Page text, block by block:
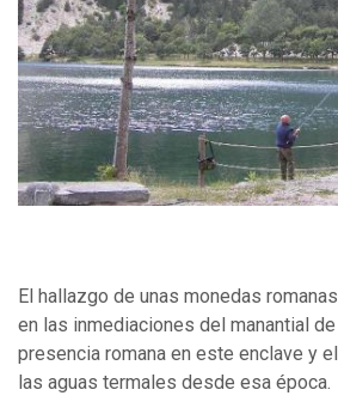
El hallazgo de unas monedas
en las inmediaciones del manantial
presencia romana en este enclave y
las aguas termales desde esa época.